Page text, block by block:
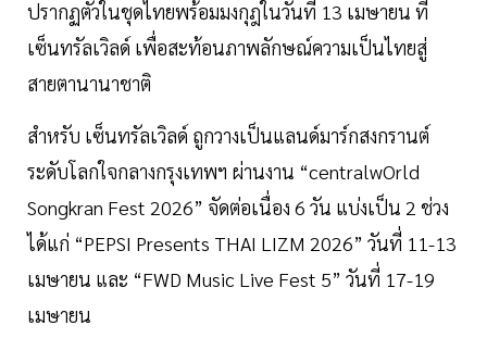
ปรากฏตัวในชุดไทยพร้อมมงกุฎในวันที่ 13 เมษายน ที่
เซ็นทรัลเวิลด์ เพื่อสะท้อนภาพลักษณ์ความเป็นไทยสู่
สายตานานาชาติ
สำหรับ เซ็นทรัลเวิลด์ ถูกวางเป็นแลนด์มาร์กสงกรานต์
ระดับโลกใจกลางกรุงเทพฯ ผ่านงาน “centralwOrld
Songkran Fest 2026” จัดต่อเนื่อง 6 วัน แบ่งเป็น 2 ช่วง
ได้แก่ “PEPSI Presents THAI LIZM 2026” วันที่ 11-13
เมษายน และ “FWD Music Live Fest 5” วันที่ 17-19
เมษายน